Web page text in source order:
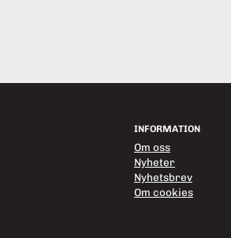
INFORMATION
Om oss
Nyheter
Nyhetsbrev
Om cookies